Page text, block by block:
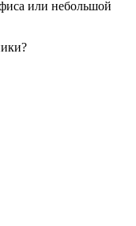
или небольшой